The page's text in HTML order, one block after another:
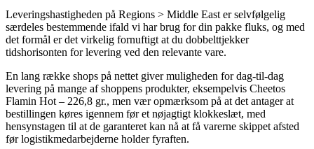
Leveringshastigheden på Regions > Middle East er selvfølgelig
særdeles bestemmende ifald vi har brug for din pakke fluks, og med
det formål er det virkelig fornuftigt at du dobbelttjekker
tidshorisonten for levering ved den relevante vare.
En lang række shops på nettet giver muligheden for dag-til-dag
levering på mange af shoppens produkter, eksempelvis Cheetos
Flamin Hot – 226,8 gr., men vær opmærksom på at det antager at
bestillingen køres igennem før et nøjagtigt klokkeslæt, med
hensynstagen til at de garanteret kan nå at få varerne skippet afsted
før logistikmedarbejderne holder fyraften.